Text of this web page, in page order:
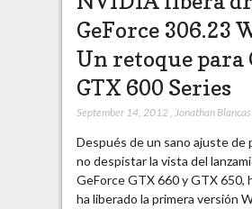
GeForce 306.23
Un retoque para
GTX 600 Series
September 14, 2012, Jonathan Blancas
Después de un sano ajuste de
no despistar la vista del
GeForce GTX 660 y GTX 650,
ha liberado la primera versión